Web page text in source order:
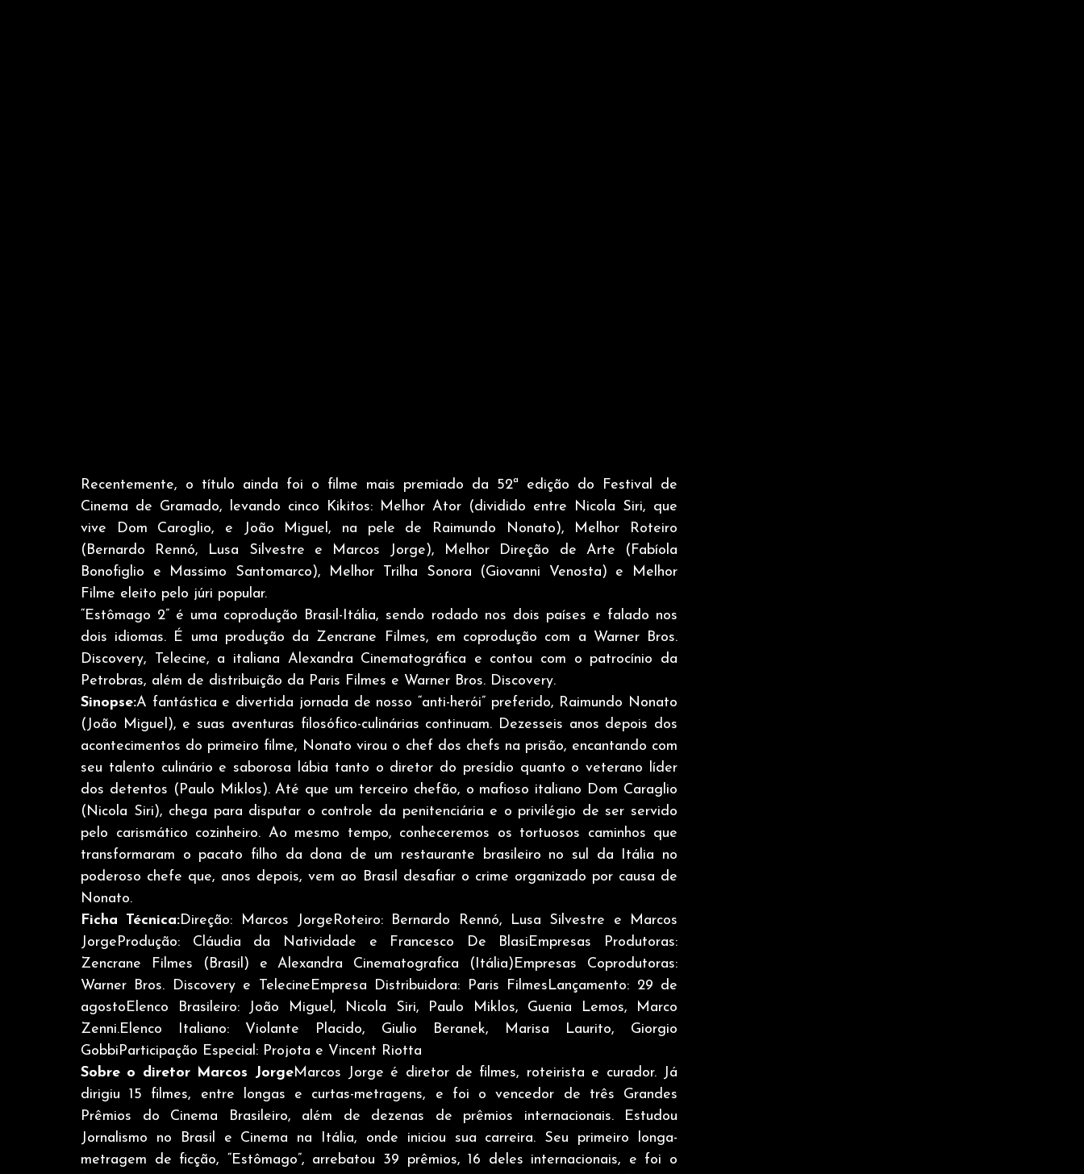
Recentemente, o título ainda foi o filme mais premiado da 52ª edição do Festival de
Cinema de Gramado, levando cinco Kikitos: Melhor Ator (dividido entre Nicola Siri, que
vive Dom Caroglio, e João Miguel, na pele de Raimundo Nonato), Melhor Roteiro
(Bernardo Rennó, Lusa Silvestre e Marcos Jorge), Melhor Direção de Arte (Fabíola
Bonofiglio e Massimo Santomarco), Melhor Trilha Sonora (Giovanni Venosta) e Melhor
Filme eleito pelo júri popular.
“Estômago 2” é uma coprodução Brasil-Itália, sendo rodado nos dois países e falado nos
dois idiomas. É uma produção da Zencrane Filmes, em coprodução com a Warner Bros.
Discovery, Telecine, a italiana Alexandra Cinematográfica e contou com o patrocínio da
Petrobras, além de distribuição da Paris Filmes e Warner Bros. Discovery.
Sinopse:A fantástica e divertida jornada de nosso “anti-herói” preferido, Raimundo Nonato
(João Miguel), e suas aventuras filosófico-culinárias continuam. Dezesseis anos depois dos
acontecimentos do primeiro filme, Nonato virou o chef dos chefs na prisão, encantando com
seu talento culinário e saborosa lábia tanto o diretor do presídio quanto o veterano líder
dos detentos (Paulo Miklos). Até que um terceiro chefão, o mafioso italiano Dom Caraglio
(Nicola Siri), chega para disputar o controle da penitenciária e o privilégio de ser servido
pelo carismático cozinheiro. Ao mesmo tempo, conheceremos os tortuosos caminhos que
transformaram o pacato filho da dona de um restaurante brasileiro no sul da Itália no
poderoso chefe que, anos depois, vem ao Brasil desafiar o crime organizado por causa de
Nonato.
Ficha Técnica:Direção: Marcos JorgeRoteiro: Bernardo Rennó, Lusa Silvestre e Marcos
JorgeProdução: Cláudia da Natividade e Francesco De BlasiEmpresas Produtoras:
Zencrane Filmes (Brasil) e Alexandra Cinematografica (Itália)Empresas Coprodutoras:
Warner Bros. Discovery e TelecineEmpresa Distribuidora: Paris FilmesLançamento: 29 de
agostoElenco Brasileiro: João Miguel, Nicola Siri, Paulo Miklos, Guenia Lemos, Marco
Zenni.Elenco Italiano: Violante Placido, Giulio Beranek, Marisa Laurito, Giorgio
GobbiParticipação Especial: Projota e Vincent Riotta
Sobre o diretor Marcos JorgeMarcos Jorge é diretor de filmes, roteirista e curador. Já
dirigiu 15 filmes, entre longas e curtas-metragens, e foi o vencedor de três Grandes
Prêmios do Cinema Brasileiro, além de dezenas de prêmios internacionais. Estudou
Jornalismo no Brasil e Cinema na Itália, onde iniciou sua carreira. Seu primeiro longa-
metragem de ficção, “Estômago”, arrebatou 39 prêmios, 16 deles internacionais, e foi o